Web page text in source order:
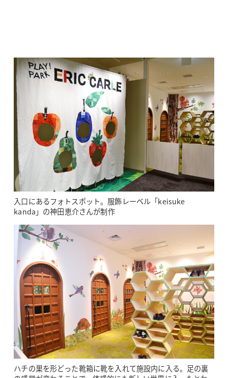
入口にあるフォトスポット。服飾レーベル「keisuke
kanda」の神田恵介さんが制作
ハチの巣を形どった靴箱に靴を入れて施設内に入る。足の裏